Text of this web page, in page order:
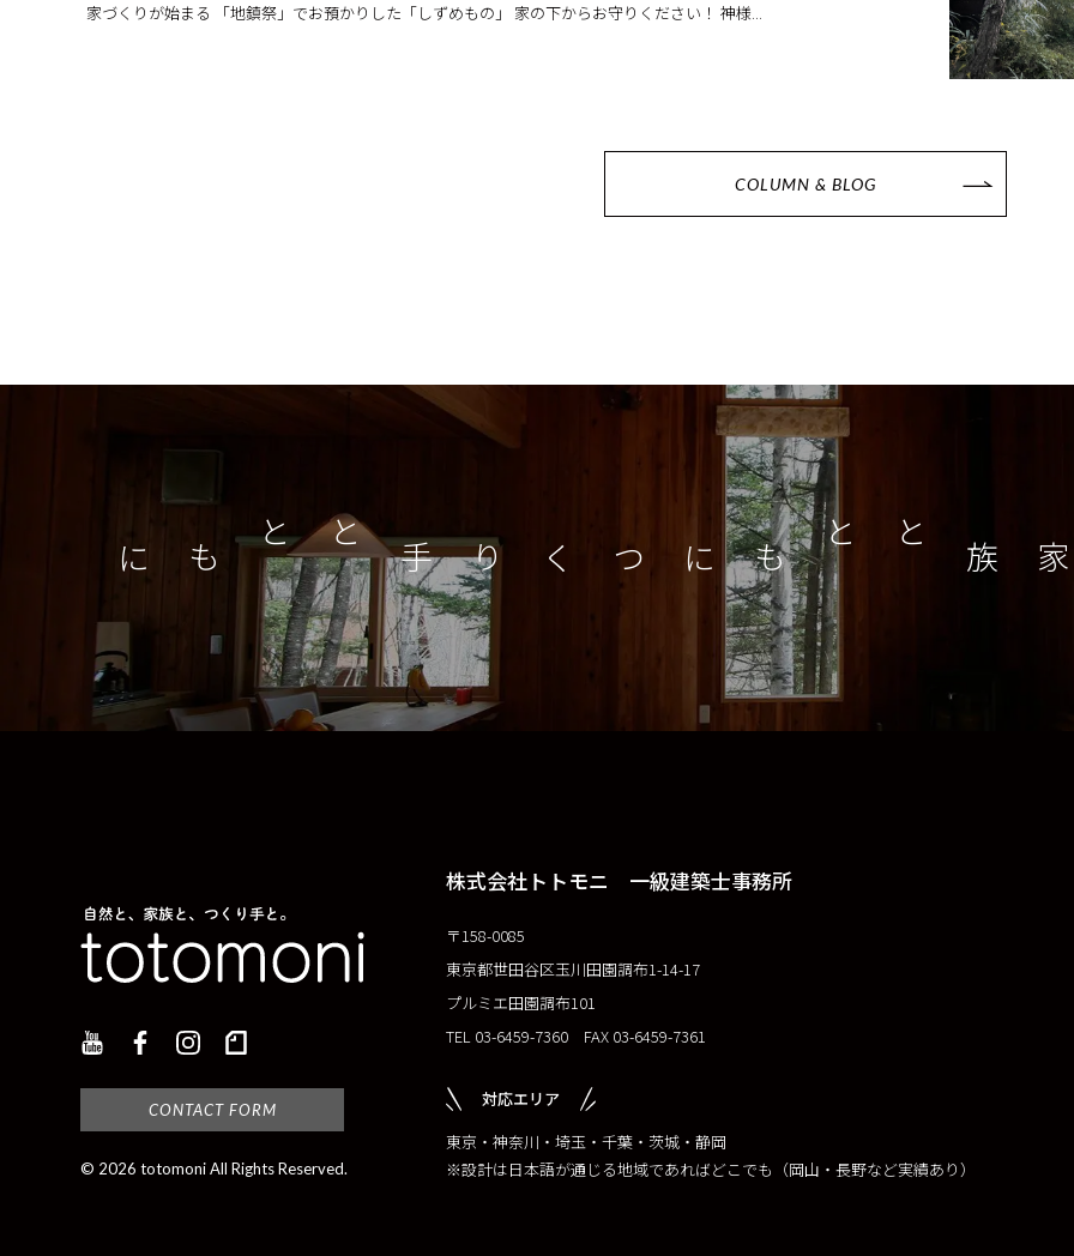
家づくりが始まる 「地鎮祭」でお預かりした「しずめもの」 家の下からお守りください！ 神様...
COLUMN & BLOG
家族とともに
つくり手とともに
CONTACT FORM
© 2026 totomoni All Rights Reserved.
株式会社トトモニ 一級建築士事務所
〒158-0085
東京都世田谷区玉川田園調布1-14-17
プルミエ田園調布101
TEL 03-6459-7360 FAX 03-6459-7361
対応エリア
東京・神奈川・埼玉・千葉・茨城・静岡
※設計は日本語が通じる地域であればどこでも（岡山・長野など実績あり）